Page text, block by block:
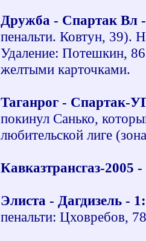
Дружба - Спартак Вл
пенальти. Ковтун, 39).
Удаление: Потешкин,
желтыми карточками.
Таганрог - Спартак-
покинул Санько,
любительской лиге
Кавказтрансгаз-2005
Элиста - Дагдизель -
пенальти: Цховребов,